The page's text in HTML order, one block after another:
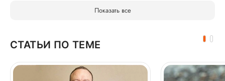
Показать все
СТАТЬИ ПО ТЕМЕ